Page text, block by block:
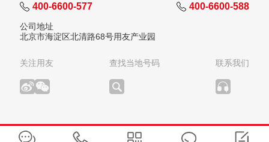
400-6600-577 400-6600-588
公司地址
北京市海淀区北清路68号用友产业园
关注用友 查找当地号码 联系我们
版权所有：用友网络科技股份有限公司